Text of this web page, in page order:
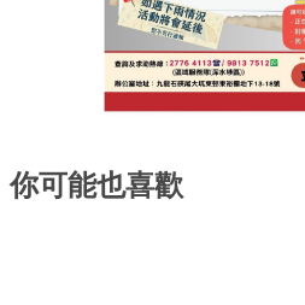
你可能也喜歡